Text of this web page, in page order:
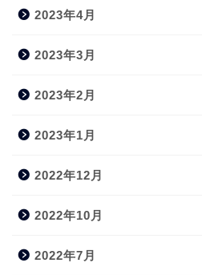
2023年4月
2023年3月
2023年2月
2023年1月
2022年12月
2022年10月
2022年7月